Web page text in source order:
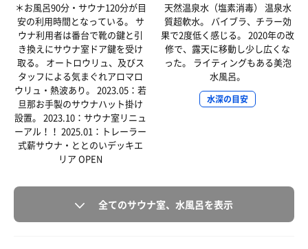
＊お風呂90分・サウナ120分が目
安の利用時間となっている。 サ
ウナ利用者は番台で靴の鍵と引
き換えにサウナ室ドア鍵を受け
取る。 オートロウリュ、及びス
タッフによる気まぐれアロマロ
ウリュ・熱波あり。 2023.05：若
旦那お手製のサウナハット掛け
設置。 2023.10：サウナ室リニュ
ーアル！！ 2025.01：トレーラー
式薪サウナ・ととのいデッキエ
リア OPEN
天然温泉水（塩素消毒） 温泉水
質超軟水。 バイブラ、チラー効
果で2度低く感じる。 2020年の改
修で、露天に移動し少し広くな
った。 ライティングもある美泡
水風呂。
水深の目安
全てのサウナ室、水風呂を表示